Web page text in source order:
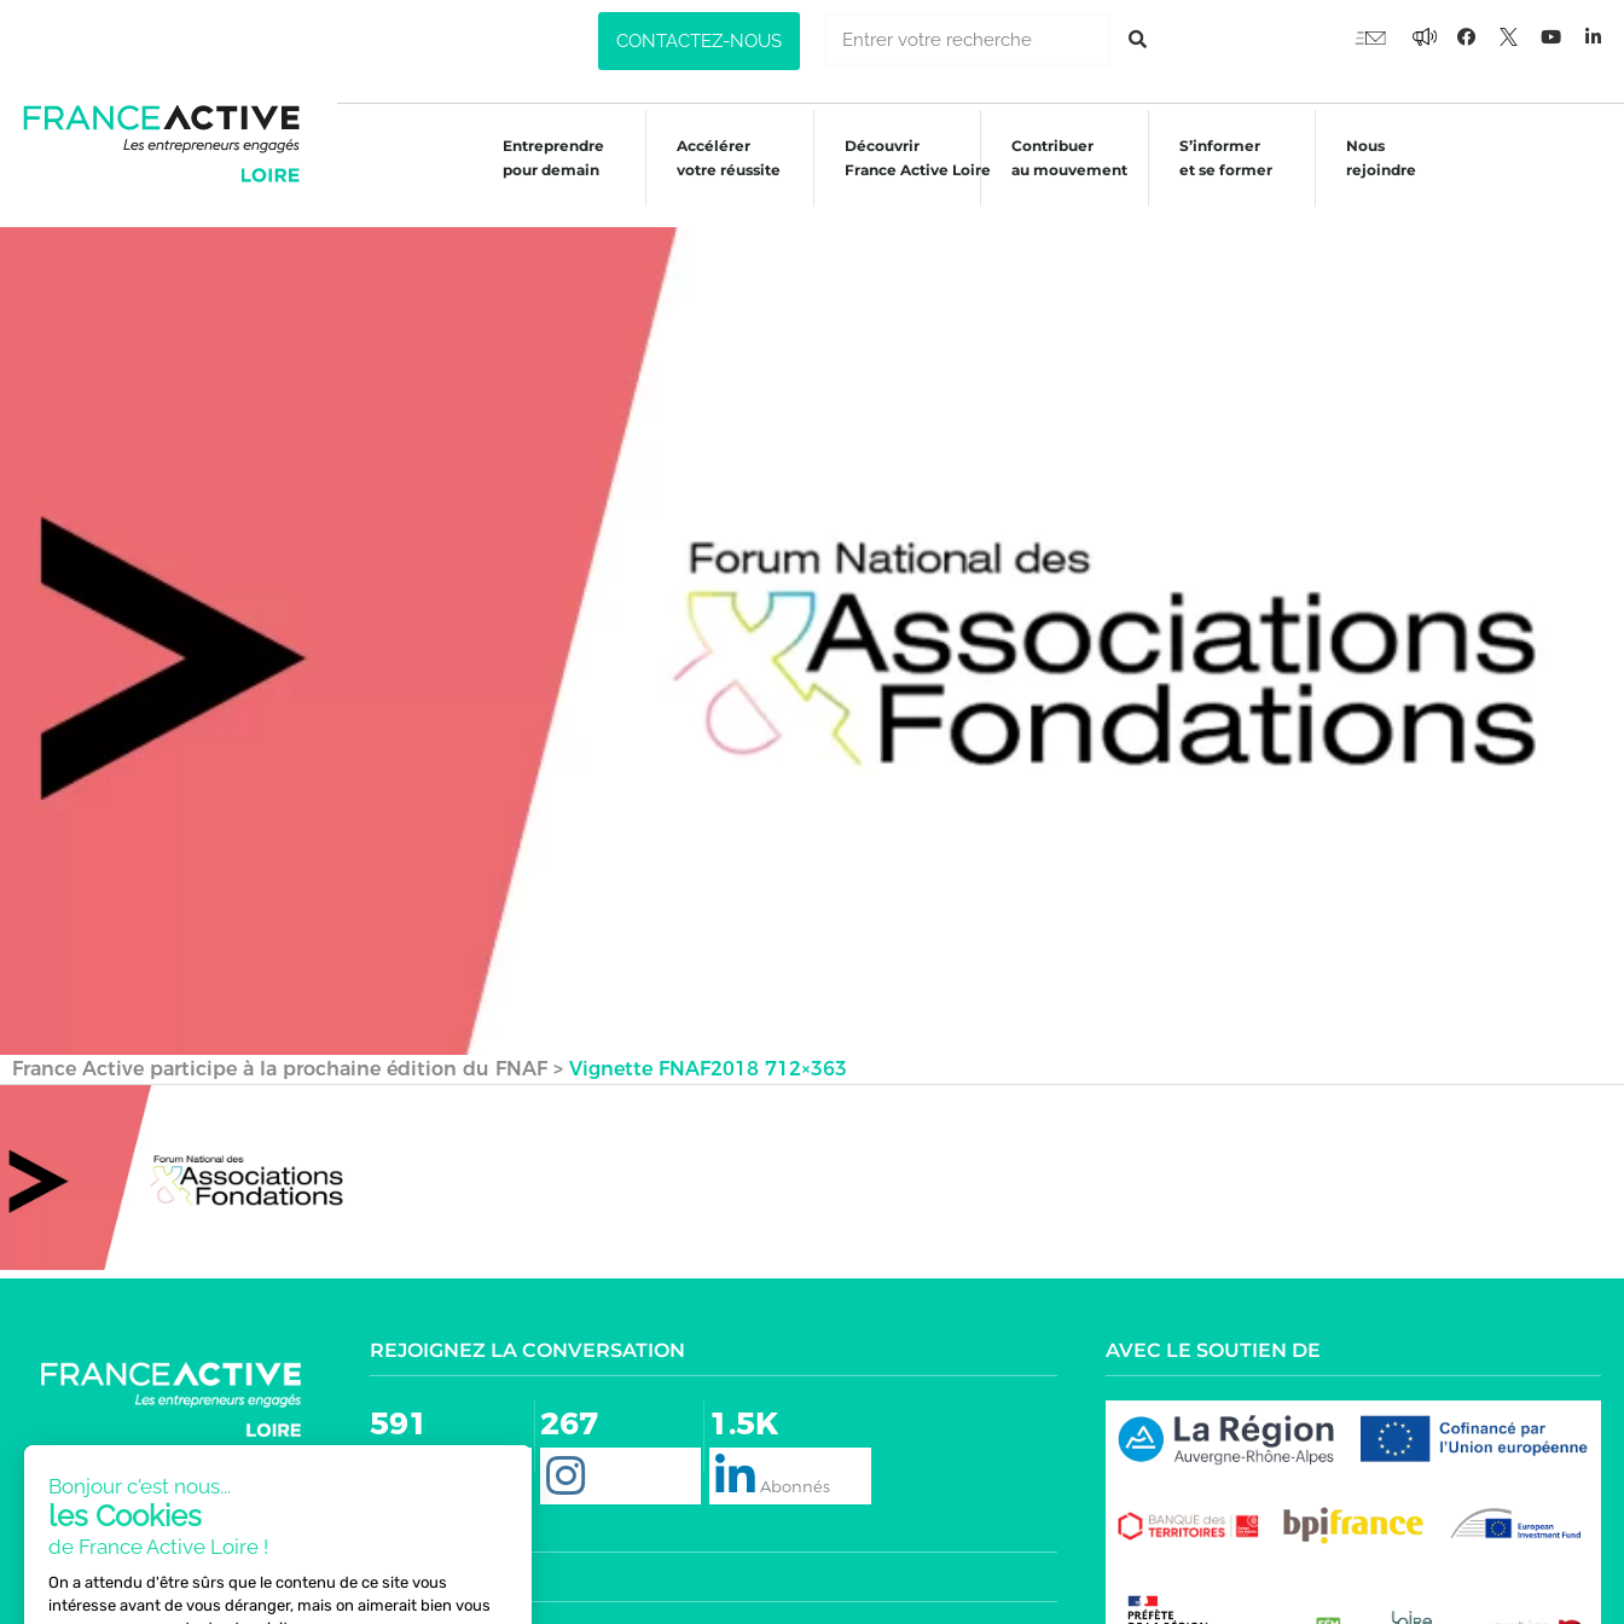
CONTACTEZ-NOUS
Entreprendre
pour demain
Accélérer
votre réussite
Découvrir
France Active Loire
Contribuer
au mouvement
S’informer
et se former
Nous
rejoindre
France Active participe à la prochaine édition du FNAF > Vignette FNAF2018 712×363
NOUS TROUVER
REJOIGNEZ LA CONVERSATION
591 267 1.5K
MENU
AVEC LE SOUTIEN DE
Bonjour c'est nous...
les Cookies
de France Active Loire !
On a attendu d'être sûrs que le contenu de ce site vous
intéresse avant de vous déranger, mais on aimerait bien vous